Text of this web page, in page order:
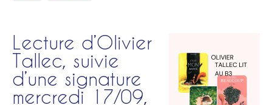
Lecture d’Olivier
Tallec, suivie
d’une signature
mercredi 17/09,